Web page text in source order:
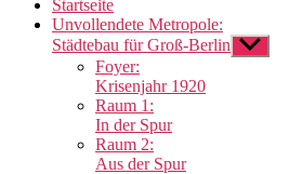
Startseite
Unvollendete Metropole:
Städtebau für Groß-Berlin Untermenü
anzeigen
Foyer:
Krisenjahr 1920
Raum 1:
In der Spur
Raum 2:
Aus der Spur